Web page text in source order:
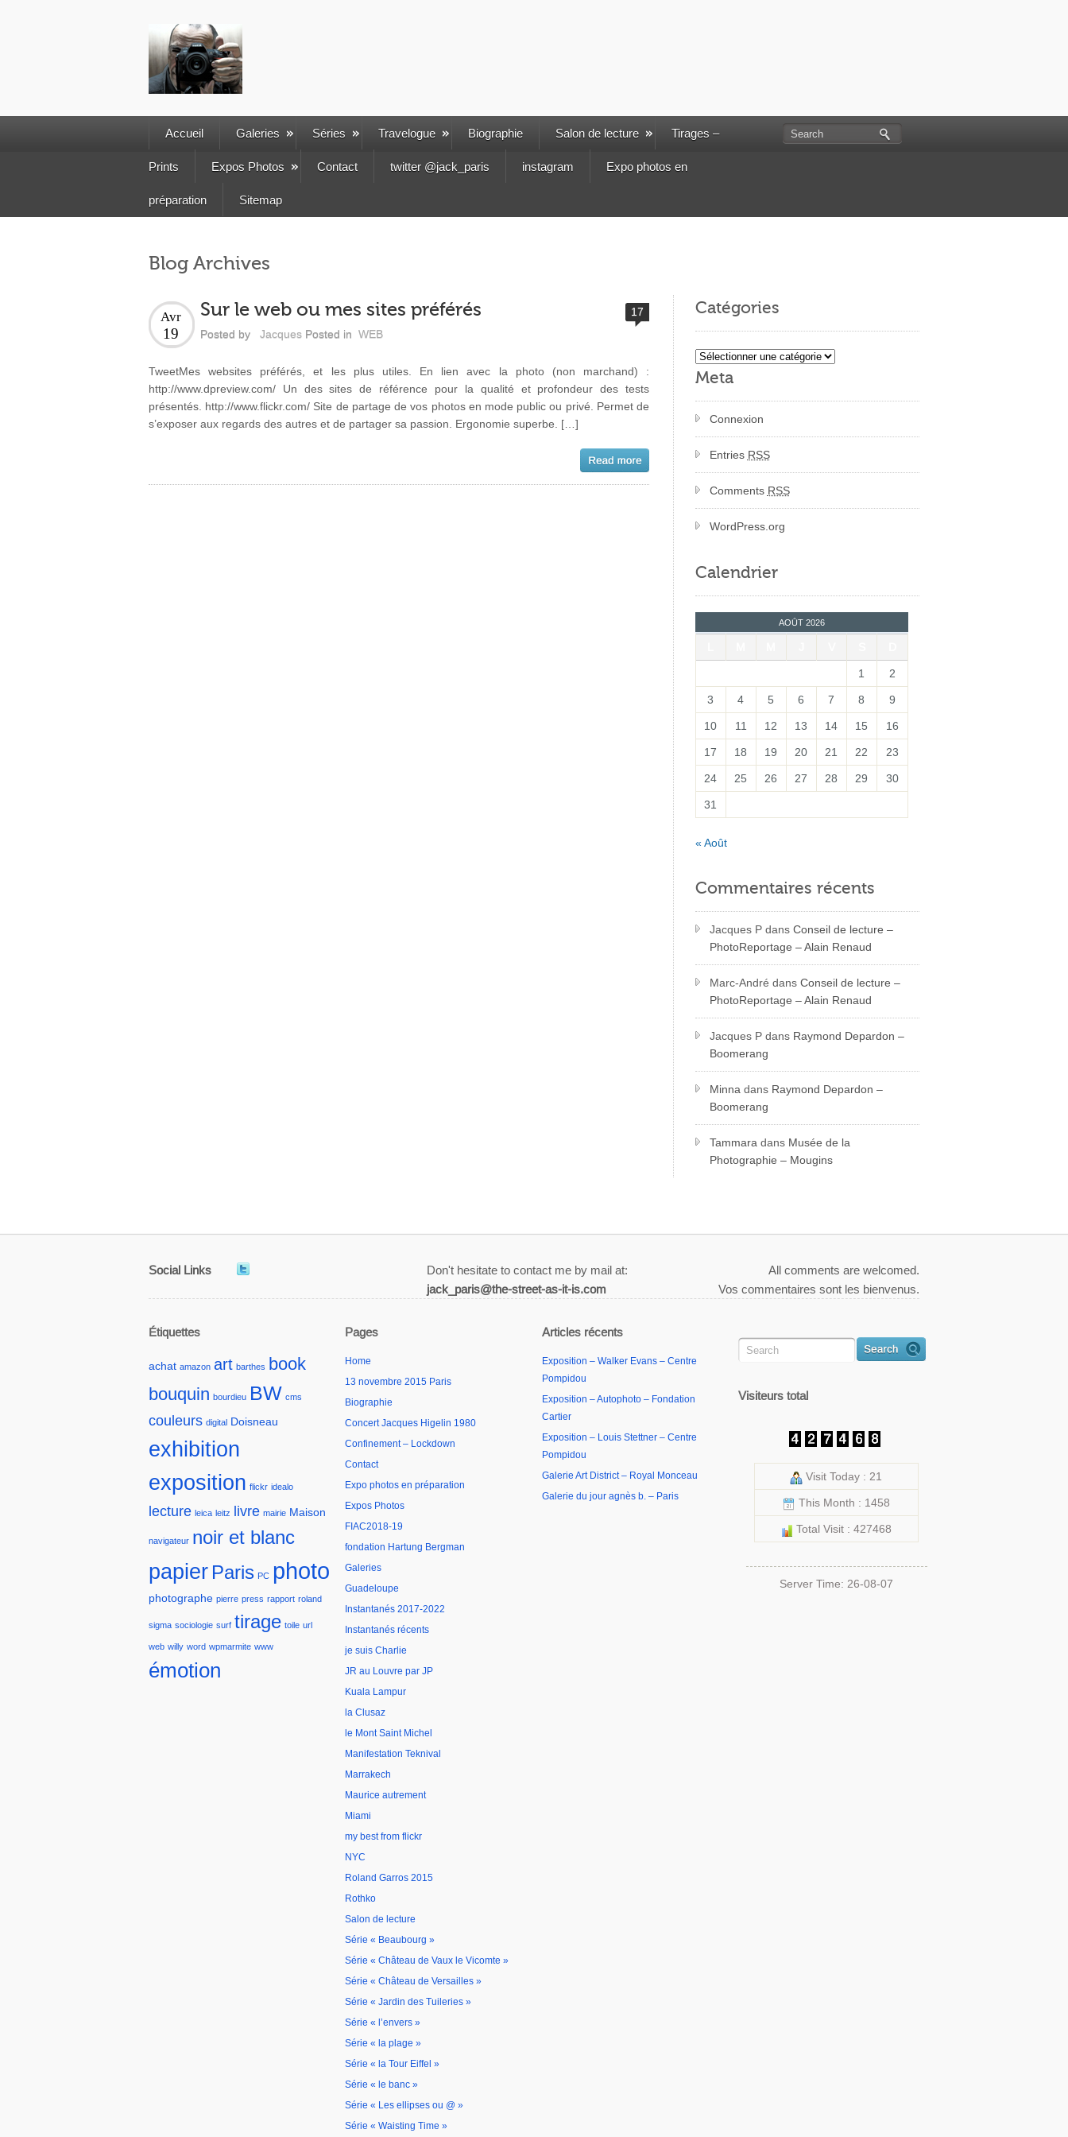
Accueil Galeries Séries Travelogue Biographie Salon de lecture Tirages –
Prints Expos Photos Contact twitter @jack_paris instagram Expo photos en
préparation Sitemap
Blog Archives
Sur le web ou mes sites préférés
Avr
19 Posted by Jacques Posted in WEB
17
TweetMes websites préférés, et les plus utiles. En lien avec la photo (non marchand) :
http://www.dpreview.com/ Un des sites de référence pour la qualité et profondeur des tests
présentés. http://www.flickr.com/ Site de partage de vos photos en mode public ou privé. Permet de
s’exposer aux regards des autres et de partager sa passion. Ergonomie superbe. […]
Catégories
Catégories
Meta
Connexion
Entries RSS
Comments RSS
WordPress.org
Calendrier
AOÛT 2026
1 2
3 4 5 6 7 8 9
10 11 12 13 14 15 16
17 18 19 20 21 22 23
24 25 26 27 28 29 30
31
« Août
Commentaires récents
Jacques Pdans Conseil de lecture –
PhotoReportage – Alain Renaud
Marc-André dans Conseil de lecture –
PhotoReportage – Alain Renaud
Jacques Pdans Raymond Depardon –
Boomerang
Minna dans Raymond Depardon –
Boomerang
Tammara dans Musée de la
Photographie – Mougins
Social Links
Don't hesitate to contact me by mail at:
jack_paris@the-street-as-it-is.com
All comments are welcomed.
Vos commentaires sont les bienvenus.
Étiquettes
achat amazon art barthes book
bouquin bourdieu BW cms
couleurs digital Doisneau
exhibition
exposition flickr idealo
lecture leica leitz livre mairie Maison
navigateur noir et blanc
papier Paris PC photo
photographe pierre press rapport roland
sigma sociologie surf tirage toile url
web willy word wpmarmite www
émotion
Pages
Home
13 novembre 2015 Paris
Biographie
Concert Jacques Higelin 1980
Confinement – Lockdown
Contact
Expo photos en préparation
Expos Photos
FIAC2018-19
fondation Hartung Bergman
Galeries
Guadeloupe
Instantanés 2017-2022
Instantanés récents
je suis Charlie
JR au Louvre par JP
Kuala Lampur
la Clusaz
le Mont Saint Michel
Manifestation Teknival
Marrakech
Maurice autrement
Miami
my best from flickr
NYC
Roland Garros 2015
Rothko
Salon de lecture
Série « Beaubourg »
Série « Château de Vaux le Vicomte »
Série « Château de Versailles »
Série « Jardin des Tuileries »
Série « l’envers »
Série « la plage »
Série « la Tour Eiffel »
Série « le banc »
Série « Les ellipses ou @ »
Série « Waisting Time »
Articles récents
Exposition – Walker Evans – Centre
Pompidou
Exposition – Autophoto – Fondation
Cartier
Exposition – Louis Stettner – Centre
Pompidou
Galerie Art District – Royal Monceau
Galerie du jour agnès b. – Paris
Visiteurs total
Visit Today : 21
This Month : 1458
Total Visit : 427468
Server Time: 26-08-07